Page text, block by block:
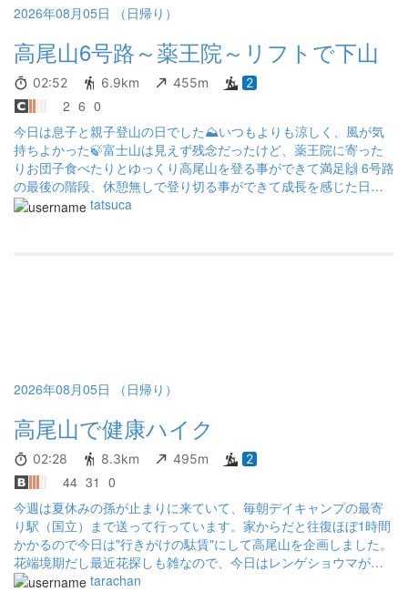
問題なく行けると思いますが、登山初心者の方でこの道を行くと
2026年08月05日 （日帰り）
高尾山6号路～薬王院～リフトで下山
02:52 6.9km 455m 2
2 6 0
今日は息子と親子登山の日でした⛰️いつもよりも涼しく、風が気
持ちよかった🍃富士山は見えず残念だったけど、薬王院に寄った
りお団子食べたりとゆっくり高尾山を登る事ができて満足🙌 6号路
の最後の階段、休憩無しで登り切る事ができて成長を感じた日で
もあったな。少しずつ体力が付いてきた気がする💪
tatsuca
2026年08月05日 （日帰り）
高尾山で健康ハイク
02:28 8.3km 495m 2
44 31 0
今週は夏休みの孫が止まりに来ていて、毎朝デイキャンプの最寄
り駅（国立）まで送って行っています。家からだと往復ほぼ1時間
かかるので今日は"行きがけの駄賃"にして高尾山を企画しました。
花端境期だし最近花探しも雑なので、今日はレンゲショウマが見
られたらいいや、の健康維持ハイクで企画しましたが、さすが高
tarachan